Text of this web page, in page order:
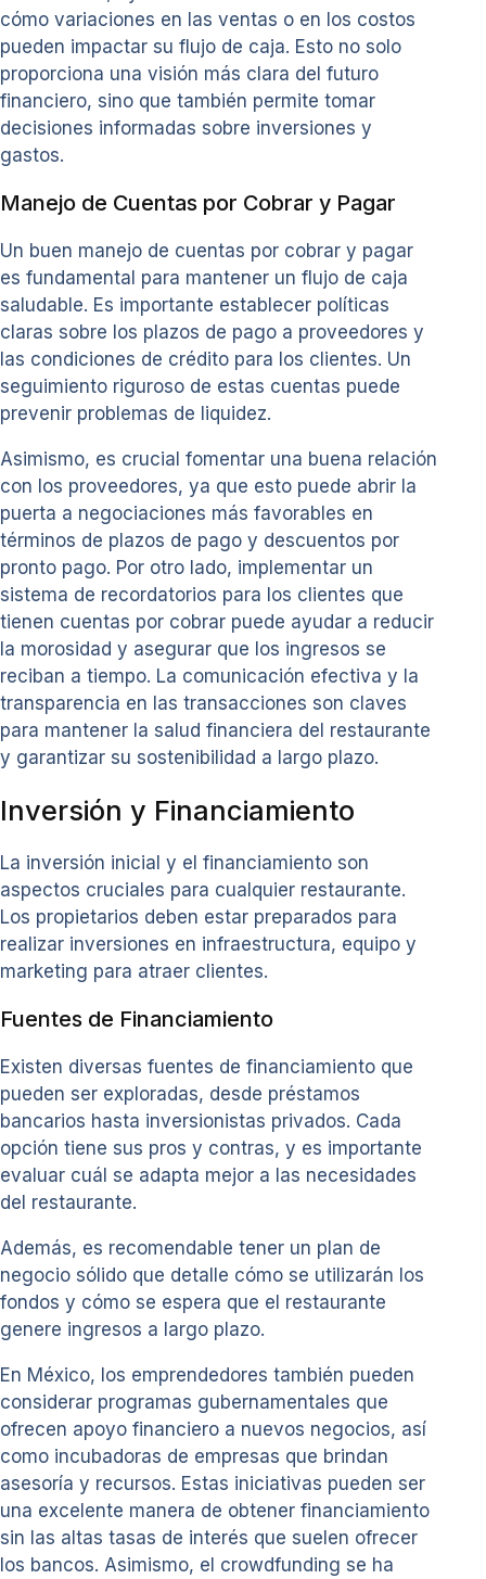
cómo variaciones en las ventas o en los costos
pueden impactar su flujo de caja. Esto no solo
proporciona una visión más clara del futuro
financiero, sino que también permite tomar
decisiones informadas sobre inversiones y
gastos.
Manejo de Cuentas por Cobrar y Pagar
Un buen manejo de cuentas por cobrar y pagar
es fundamental para mantener un flujo de caja
saludable. Es importante establecer políticas
claras sobre los plazos de pago a proveedores y
las condiciones de crédito para los clientes. Un
seguimiento riguroso de estas cuentas puede
prevenir problemas de liquidez.
Asimismo, es crucial fomentar una buena relación
con los proveedores, ya que esto puede abrir la
puerta a negociaciones más favorables en
términos de plazos de pago y descuentos por
pronto pago. Por otro lado, implementar un
sistema de recordatorios para los clientes que
tienen cuentas por cobrar puede ayudar a reducir
la morosidad y asegurar que los ingresos se
reciban a tiempo. La comunicación efectiva y la
transparencia en las transacciones son claves
para mantener la salud financiera del restaurante
y garantizar su sostenibilidad a largo plazo.
Inversión y Financiamiento
La inversión inicial y el financiamiento son
aspectos cruciales para cualquier restaurante.
Los propietarios deben estar preparados para
realizar inversiones en infraestructura, equipo y
marketing para atraer clientes.
Fuentes de Financiamiento
Existen diversas fuentes de financiamiento que
pueden ser exploradas, desde préstamos
bancarios hasta inversionistas privados. Cada
opción tiene sus pros y contras, y es importante
evaluar cuál se adapta mejor a las necesidades
del restaurante.
Además, es recomendable tener un plan de
negocio sólido que detalle cómo se utilizarán los
fondos y cómo se espera que el restaurante
genere ingresos a largo plazo.
En México, los emprendedores también pueden
considerar programas gubernamentales que
ofrecen apoyo financiero a nuevos negocios, así
como incubadoras de empresas que brindan
asesoría y recursos. Estas iniciativas pueden ser
una excelente manera de obtener financiamiento
sin las altas tasas de interés que suelen ofrecer
los bancos. Asimismo, el crowdfunding se ha